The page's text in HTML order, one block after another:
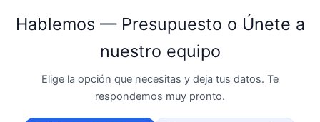
Hablemos — Presupuesto o Únete a
nuestro equipo
Elige la opción que necesitas y deja tus datos. Te
respondemos muy pronto.